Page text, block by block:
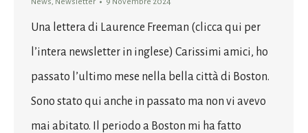
Una lettera di Laurence Freeman (clicca qui per
l’intera newsletter in inglese) Carissimi amici, ho
passato l’ultimo mese nella bella città di Boston.
Sono stato qui anche in passato ma non vi avevo
mai abitato. Il periodo a Boston mi ha fatto